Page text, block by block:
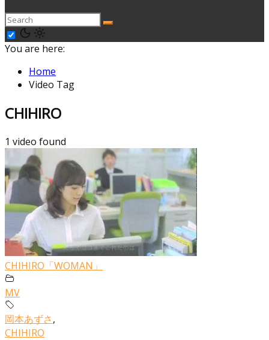
You are here:
Home
Video Tag
CHIHIRO
1 video found
CHIHIRO「WOMAN」
MV
岡本あずさ,
CHIHIRO